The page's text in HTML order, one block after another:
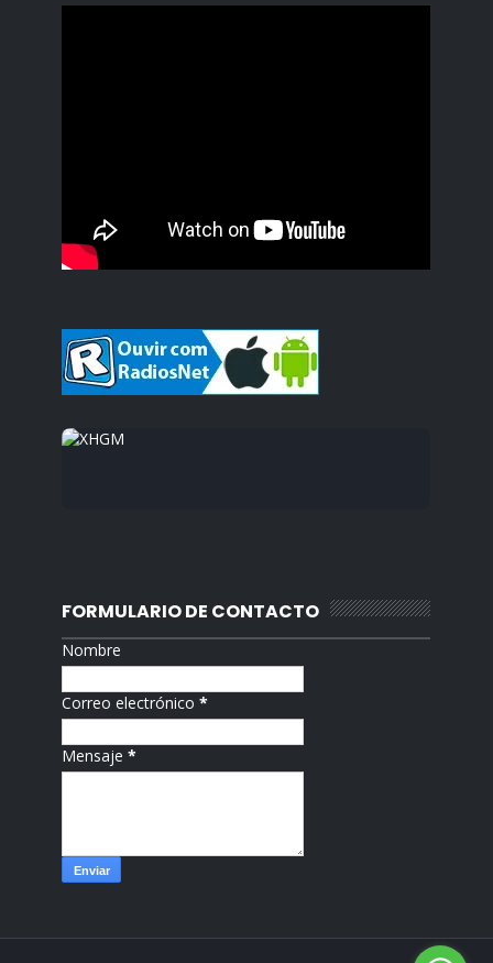
FORMULARIO DE CONTACTO
Nombre
Correo electrónico*
Mensaje*